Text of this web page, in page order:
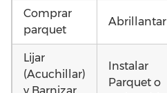
Comprar
parquet
Abrillantar
Lijar
(Acuchillar)
Instalar
Parquet o